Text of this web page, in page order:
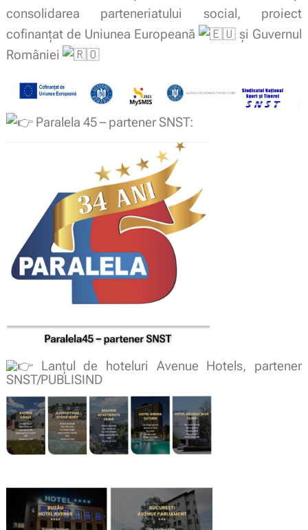
consolidarea parteneriatului social, proiect
cofinanțat de Uniunea Europeană
și Guvernul
României
Paralela 45 – partener SNST:
Lanțul de hoteluri Avenue Hotels, partener
SNST/PUBLISIND